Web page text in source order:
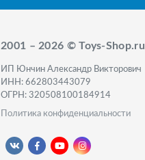
2001 – 2026 © Toys-Shop.ru
ИП Юнчин Александр Викторович
ИНН: 662803443079
ОГРН: 320508100184914
Политика конфиденциальности